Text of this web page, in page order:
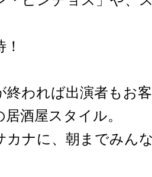
われば出演者もお
酒屋スタイル。
カナに、朝までみん